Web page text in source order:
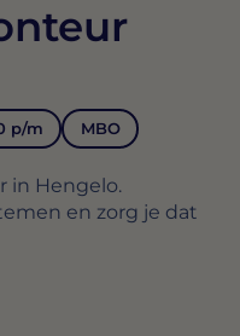
p/m MBO
in Hengelo.
en zorg je dat